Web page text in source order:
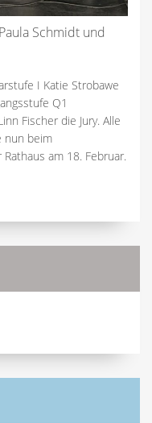
Schmidt und
I Katie Strobawe
Q1
Fischer die Jury. Alle
nun beim
am 18. Februar.